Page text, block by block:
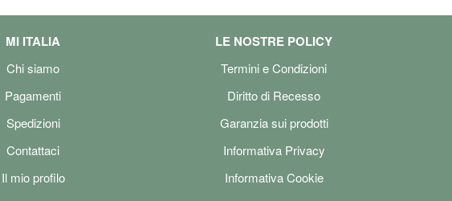
MI ITALIA
Chi siamo
Pagamenti
Spedizioni
Contattaci
Il mio profilo
LE NOSTRE POLICY
Termini e Condizioni
Diritto di Recesso
Garanzia sui prodotti
Informativa Privacy
Informativa Cookie